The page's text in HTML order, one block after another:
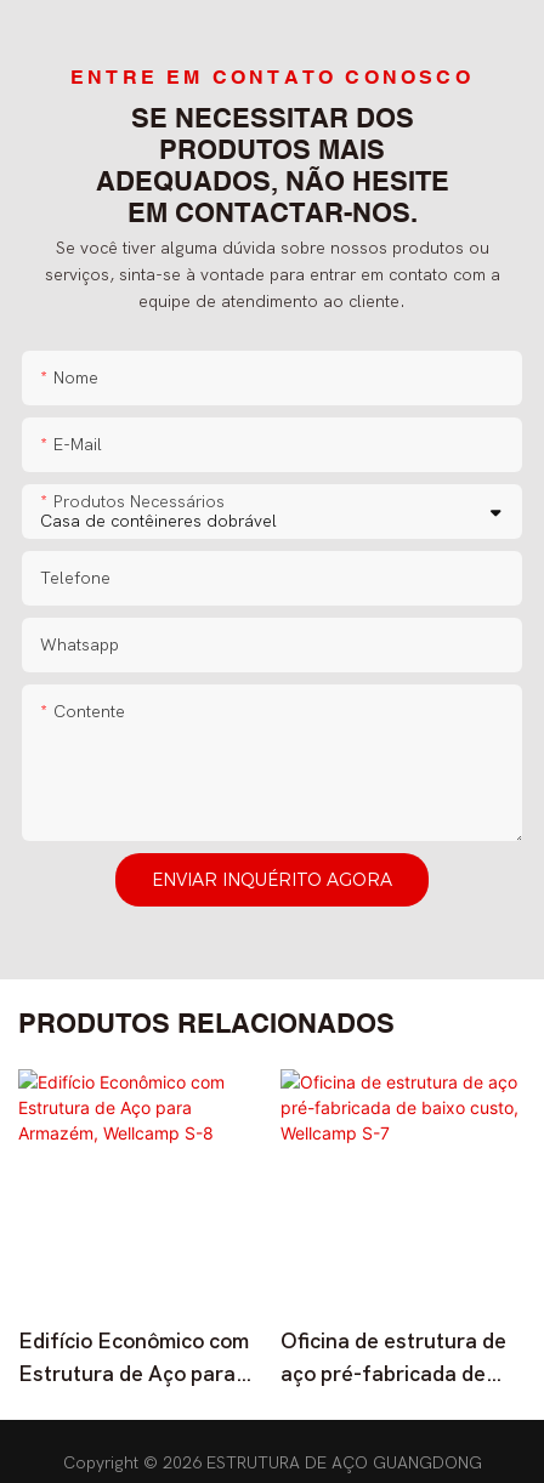
ENTRE EM CONTATO CONOSCO
SE NECESSITAR DOS
PRODUTOS MAIS
ADEQUADOS, NÃO HESITE
EM CONTACTAR-NOS.
Se você tiver alguma dúvida sobre nossos produtos ou
serviços, sinta-se à vontade para entrar em contato com a
equipe de atendimento ao cliente.
Nome
E-Mail
Produtos Necessários
Telefone
Whatsapp
Contente
ENVIAR INQUÉRITO AGORA
PRODUTOS RELACIONADOS
Edifício Econômico com
Estrutura de Aço para
Oficina de estrutura de
aço pré-fabricada de
Copyright © 2026 ESTRUTURA DE AÇO GUANGDONG